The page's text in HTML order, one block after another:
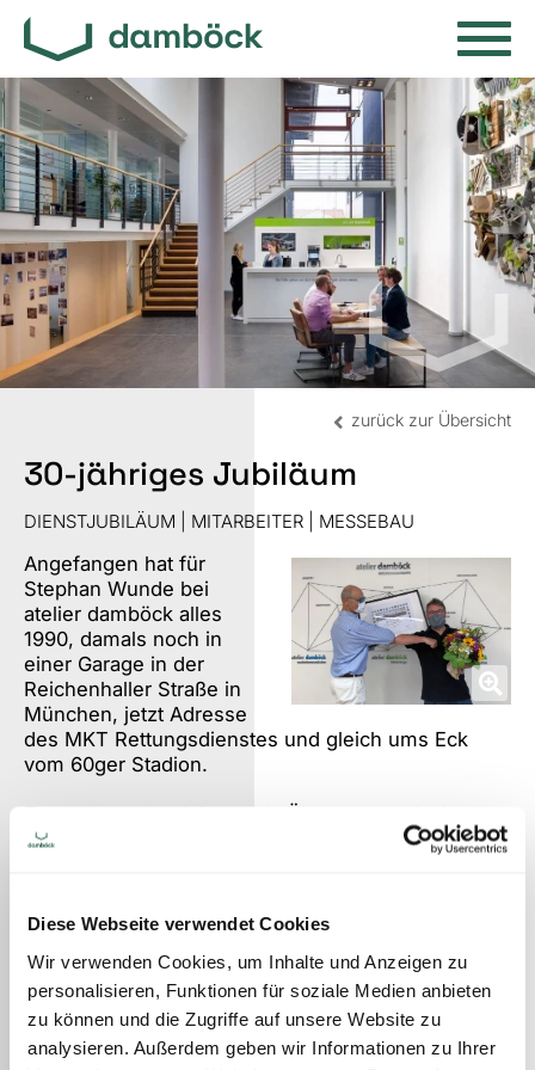
Diese Webseite verwendet Cookies
Wir verwenden Cookies, um Inhalte und Anzeigen zu
personalisieren, Funktionen für soziale Medien anbieten
zu können und die Zugriffe auf unsere Website zu
analysieren. Außerdem geben wir Informationen zu Ihrer
zurück zur Übersicht
30-jähriges Jubiläum
DIENSTJUBILÄUM | MITARBEITER | MESSEBAU
Angefangen hat für
Stephan Wunde bei
atelier damböck alles
1990, damals noch in
einer Garage in der
Reichenhaller Straße in
München, jetzt Adresse
des MKT Rettungsdienstes und gleich ums Eck
vom 60ger Stadion.
Erstmal war der Job nur als Übergang gedacht,
aber ganz klassisch wie bei so vielen aus der
und bringt immer wieder neue Herausforderungen,
Festangestellter kann er das nur zu gut beurteilen.
Bei atelier damböck ist man stolz, auf solch
langjährige Mitarbeiter zählen zu können, die das
Unternehmen in- und auswendig kennen. Auch
Lagerleiter Stephan Wunde hat schon viele